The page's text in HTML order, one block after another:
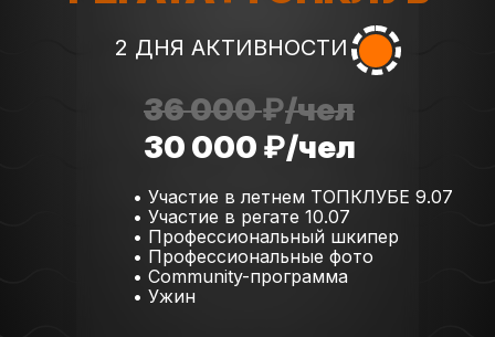
2 ДНЯ АКТИВНОСТИ
36 000₽/чел
30 000 ₽/чел
• Участие в летнем ТОПКЛУБЕ 9.07
• Участие в регате 10.07
• Профессиональный шкипер
• Профессиональные фото
• Community-программа
• Ужин